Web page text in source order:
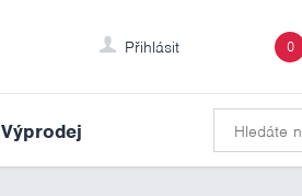
0
Přihlásit
Výprodej